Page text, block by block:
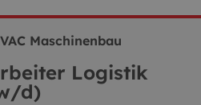
Maschinenbau
Logistik
d)